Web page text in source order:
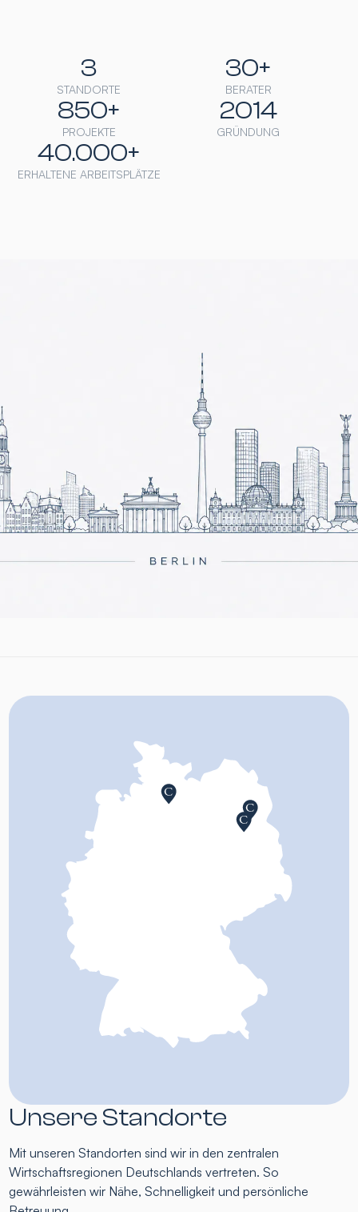
STANDORTE
3
BERATER
30+
PROJEKTE
850+
GRÜNDUNG
2014
ERHALTENE ARBEITSPLÄTZE
40.000+
Unsere Standorte
Mit unseren Standorten sind wir in den zentralen
Wirtschaftsregionen Deutschlands vertreten. So
gewährleisten wir Nähe, Schnelligkeit und persönliche